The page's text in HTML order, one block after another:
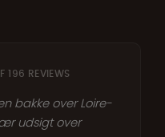
196 REVIEWS
bakke over Loire-
udsigt over